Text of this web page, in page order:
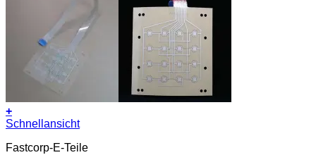
+
Schnellansicht
Fastcorp-E-Teile